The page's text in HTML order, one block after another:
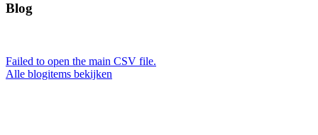
Blog
Failed to open the main CSV file.
Alle blogitems bekijken